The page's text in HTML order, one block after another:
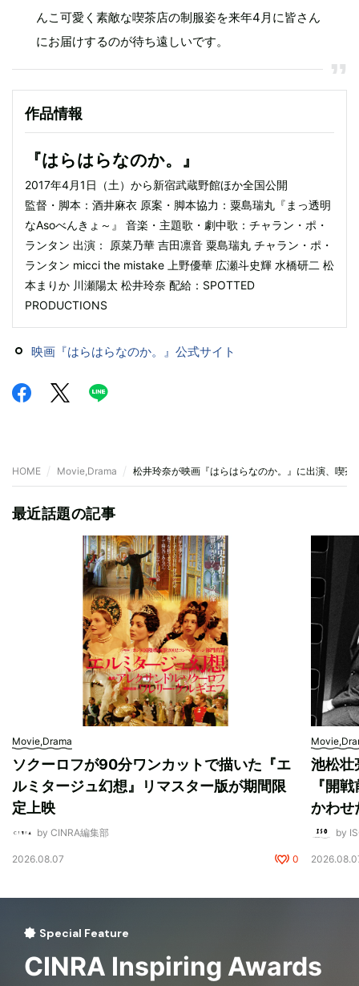
んこ可愛く素敵な喫茶店の制服姿を来年4月に皆さん
にお届けするのが待ち遠しいです。
作品情報
『はらはらなのか。』
2017年4月1日（土）から新宿武蔵野館ほか全国公開
監督・脚本：酒井麻衣 原案・脚本協力：粟島瑞丸『まっ透明
なAsoべんきょ～』 音楽・主題歌・劇中歌：チャラン・ポ・
ランタン 出演： 原菜乃華 吉田凛音 粟島瑞丸 チャラン・ポ・
ランタン micci the mistake 上野優華 広瀬斗史輝 水橋研二 松
本まりか 川瀬陽太 松井玲奈 配給：SPOTTED
PRODUCTIONS
映画『はらはらなのか。』公式サイト
HOME Movie,Drama 松井玲奈が映画『はらはらなのか。』に出演、喫茶
最近話題の記事
Movie,Drama
ソクーロフが90分ワンカットで描いた『エ
ルミタージュ幻想』リマスター版が期間限
定上映
by CINRA編集部
2026.08.07 0
池松壮
『開
かわせ
by
Special Feature
CINRA Inspiring Awards